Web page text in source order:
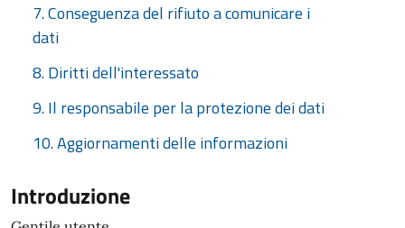
7. Conseguenza del rifiuto a comunicare i
dati
8. Diritti dell'interessato
9. Il responsabile per la protezione dei dati
10. Aggiornamenti delle informazioni
Introduzione